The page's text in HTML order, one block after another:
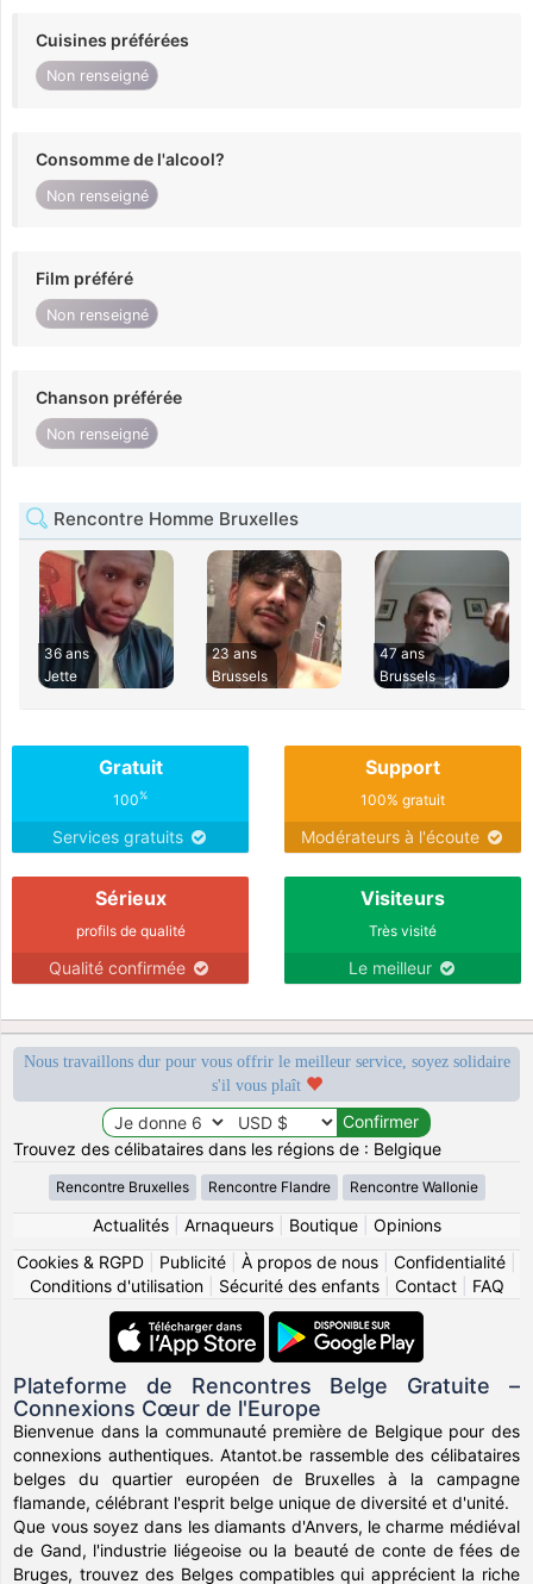
Cuisines préférées
Non renseigné
Consomme de l'alcool?
Non renseigné
Film préféré
Non renseigné
Chanson préférée
Non renseigné
Rencontre Homme Bruxelles
36 ans
Jette
23 ans
Brussels
47 ans
Brussels
Gratuit
100%
Services gratuits
Support
100% gratuit
Modérateurs à l'écoute
Sérieux
profils de qualité
Qualité confirmée
Visiteurs
Très visité
Le meilleur
Nous travaillons dur pour vous offrir le meilleur service, soyez solidaire
s'il vous plaît
Trouvez des célibataires dans les régions de : Belgique
Rencontre Bruxelles Rencontre Flandre Rencontre Wallonie
Actualités| Arnaqueurs| Boutique| Opinions
Cookies & RGPD
Publicité À propos de nous Confidentialité
Conditions d'utilisation| Sécurité des enfants| Contact| FAQ
Plateforme de Rencontres Belge Gratuite –
Connexions Cœur de l'Europe
Bienvenue dans la communauté première de Belgique pour des
connexions authentiques. Atantot.be rassemble des célibataires
belges du quartier européen de Bruxelles à la campagne
flamande, célébrant l'esprit belge unique de diversité et d'unité.
Que vous soyez dans les diamants d'Anvers, le charme médiéval
de Gand, l'industrie liégeoise ou la beauté de conte de fées de
Bruges, trouvez des Belges compatibles qui apprécient la riche